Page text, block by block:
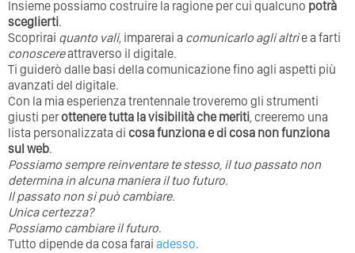
Insieme possiamo costruire la ragione per cui qualcuno potrà
sceglierti.
Scoprirai quanto vali, imparerai a comunicarlo agli altrie a farti
conoscereattraverso il digitale.
Ti guiderò dalle basi della comunicazione fino agli aspetti più
avanzati del digitale.
Con la mia esperienza trentennale troveremo gli strumenti
giusti perottenere tutta la visibilità che meriti, creeremo una
lista personalizzata di cosa funziona e di cosa non funziona
sul web.
Possiamo sempre reinventare te stesso, il tuo passato non
determina in alcuna maniera il tuo futuro. ⁣
⁣Il passato non si può cambiare.
Unica certezza?
Possiamo cambiare il futuro.
Tutto dipende da cosa farai adesso.